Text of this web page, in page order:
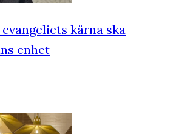
kärna ska
enhet